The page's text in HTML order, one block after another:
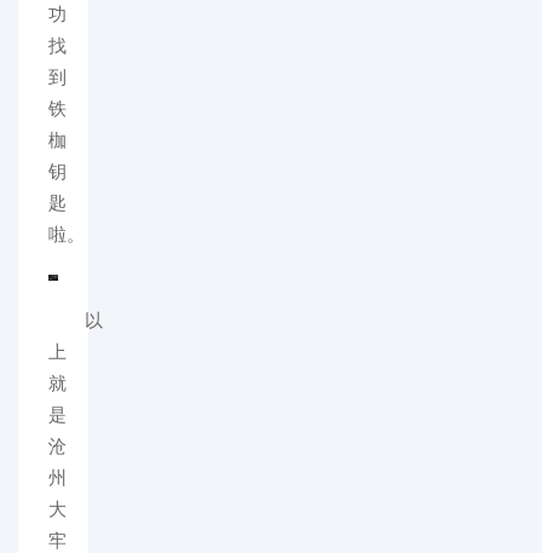
功
找
到
铁
枷
钥
匙
啦。
以
上
就
是
沧
州
大
牢